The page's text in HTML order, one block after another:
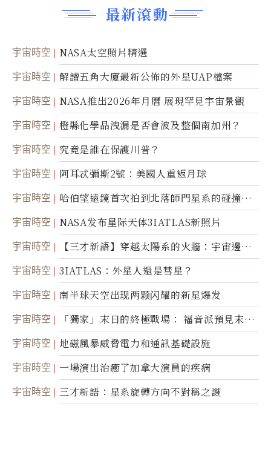
最新滾動
宇宙時空 NASA太空照片精選
宇宙時空 解讀五角大廈最新公佈的外星UAP檔案
宇宙時空 NASA推出2026年月曆 展現罕見宇宙景觀
宇宙時空 橙縣化學品洩漏是否會波及整個南加州？
宇宙時空 究竟是誰在保護川普？
宇宙時空 阿耳忒彌斯2號：美國人重返月球
宇宙時空
哈伯望遠鏡首次拍到北落師門星系的碰撞與
爆炸
宇宙時空 NASA发布星际天体3IATLAS新照片
宇宙時空
【三才新語】穿越太陽系的火牆：宇宙邊界
新啟示
宇宙時空 3IATLAS：外星人還是彗星？
宇宙時空 南半球天空出现两颗闪耀的新星爆发
宇宙時空
「獨家」末日的終極戰場： 福音派預見末
世；希臘僧侶預言以色列的攻擊
宇宙時空 地磁風暴威脅電力和通訊基礎設施
宇宙時空 一場演出治癒了加拿大演員的疾病
宇宙時空 三才新語：星系旋轉方向不對稱之謎